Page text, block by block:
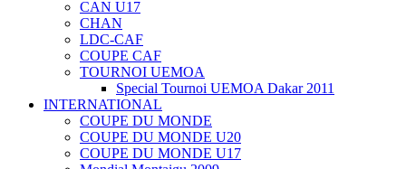
CAN U17
CHAN
LDC-CAF
COUPE CAF
TOURNOI UEMOA
Special Tournoi UEMOA Dakar 2011
INTERNATIONAL
COUPE DU MONDE
COUPE DU MONDE U20
COUPE DU MONDE U17